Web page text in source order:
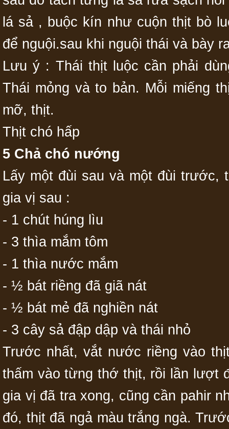
lá sả , buộc kín như cuộn thịt bò
để nguội.sau khi nguội thái và bày
Lưu ý : Thái thịt luộc cần phải
Thái mỏng và to bản. Mỗi miếng
mỡ, thịt.
Thịt chó hấp
5 Chả chó nướng
Lấy một đùi sau và một đùi trước,
gia vị sau :
- 1 chút húng lìu
- 3 thìa mắm tôm
- 1 thìa nước mắm
- ½ bát riềng đã giã nát
- ½ bát mẻ đã nghiền nát
- 3 cây sả đập dập và thái nhỏ
Trước nhất, vắt nước riềng vào
thấm vào từng thớ thịt, rồi lần lượt
gia vị đã tra xong, cũng cần pahir
đó, thịt đã ngả màu trắng ngà.